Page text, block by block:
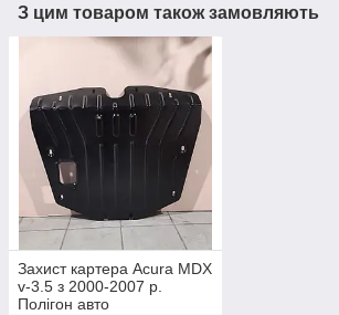
З цим товаром також замовляють
Захист картера Acura MDX
v-3.5 з 2000-2007 р.
Полігон авто